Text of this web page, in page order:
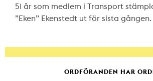
51 år som medlem i Transport
”Eken” Ekenstedt ut för sista gången.
ORDFÖRANDEN HAR